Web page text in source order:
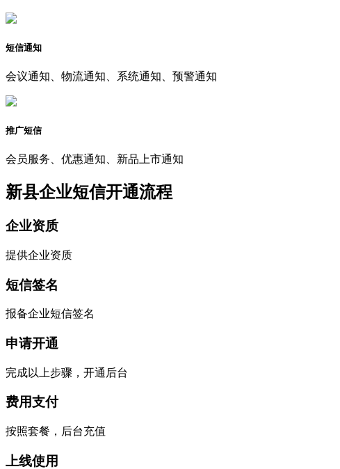
短信通知
会议通知、物流通知、系统通知、预警通知
推广短信
会员服务、优惠通知、新品上市通知
新县企业短信开通流程
企业资质
提供企业资质
短信签名
报备企业短信签名
申请开通
完成以上步骤，开通后台
费用支付
按照套餐，后台充值
上线使用